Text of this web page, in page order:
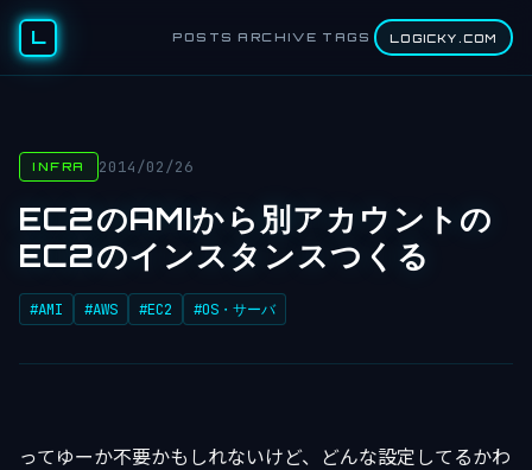
L POSTS ARCHIVE TAGS LOGICKY.COM
INFRA 2014/02/26
EC2のAMIから別アカウントの
EC2のインスタンスつくる
#AMI #AWS #EC2 #OS・サーバ
ってゆーか不要かもしれないけど、どんな設定してるかわ